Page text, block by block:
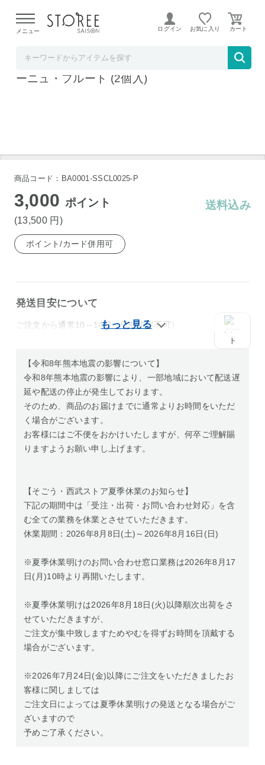
よる配送遅延が発生しております。
メニュー ログイン お気に入り
RIEDEL（リーデル） <ヴィノム> シャンパ
ーニュ・フルート (2個入)
商品コード：BA0001-SSCL0025-P
3,000 ポイント
(13,500 円 )
送料込み
ポイント/カード併用可
発送目安について
ご注文から通常10～14日（日時指定不可）
【令和8年熊本地震の影響について】
令和8年熊本地震の影響により、一部地域において配送遅
延や配送の停止が発生しております。
そのため、商品のお届けまでに通常よりお時間をいただ
く場合がございます。
お客様にはご不便をおかけいたしますが、何卒ご理解賜
りますようお願い申し上げます。
【そごう・西武ストア夏季休業のお知らせ】
下記の期間中は「受注・出荷・お問い合わせ対応」を含
む全ての業務を休業とさせていただきます。
休業期間：2026年8月8日(土)～2026年8月16日(日)
※夏季休業明けのお問い合わせ窓口業務は2026年8月17
日(月)10時より再開いたします。
※夏季休業明けは2026年8月18日(火)以降順次出荷をさ
せていただきますが、
ご注文が集中致しますためやむを得ずお時間を頂戴する
場合がございます。
※2026年7月24日(金)以降にご注文をいただきましたお
客様に関しましては
ご注文日によっては夏季休業明けの発送となる場合がご
ざいますので
予めご了承ください。